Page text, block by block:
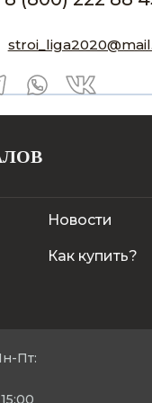
Новости
Как купить?
Пт: